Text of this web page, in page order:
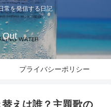
常を発信する日記
Out
プライバシーポリシー
えは誰？主題歌の